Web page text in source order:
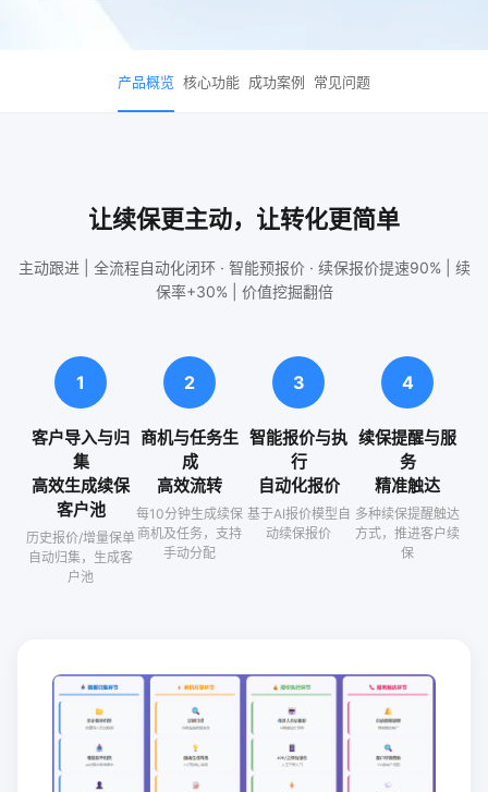
产品概览 核心功能 成功案例 常见问题
让续保更主动，让转化更简单
主动跟进 | 全流程自动化闭环 · 智能预报价 · 续保报价提速90% | 续
保率+30% | 价值挖掘翻倍
1
客户导入与归
集
高效生成续保
客户池
历史报价/增量保单
自动归集，生成客
户池
2
商机与任务生
成
高效流转
每10分钟生成续保
商机及任务，支持
手动分配
3
智能报价与执
行
自动化报价
基于AI报价模型自
动续保报价
4
续保提醒与服
务
精准触达
多种续保提醒触达
方式，推进客户续
保